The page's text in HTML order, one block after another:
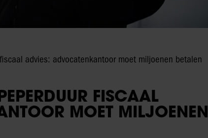
advies: advocatenkantoor moet miljoenen betalen
FISCAAL
MOET MILJOENEN